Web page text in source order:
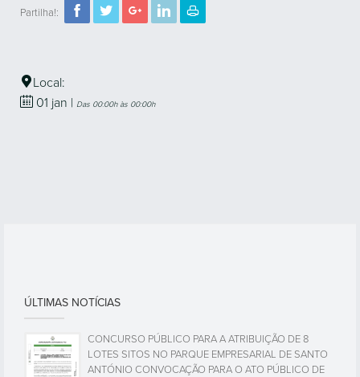
Partilha!:
Local:
01 jan | Das 00:00h às 00:00h
ÚLTIMAS NOTÍCIAS
CONCURSO PÚBLICO PARA A ATRIBUIÇÃO DE 8
LOTES SITOS NO PARQUE EMPRESARIAL DE SANTO
ANTÓNIO CONVOCAÇÃO PARA O ATO PÚBLICO DE